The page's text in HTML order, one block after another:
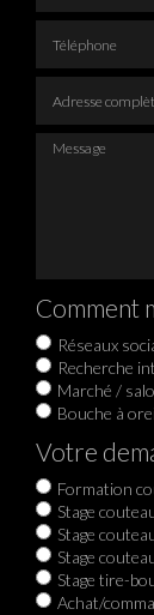
Message
Comment
Réseaux
Recherche
Marché /
Bouche à
Votre
Formation
Stage
Stage
Stage
Stage tire-
Achat/